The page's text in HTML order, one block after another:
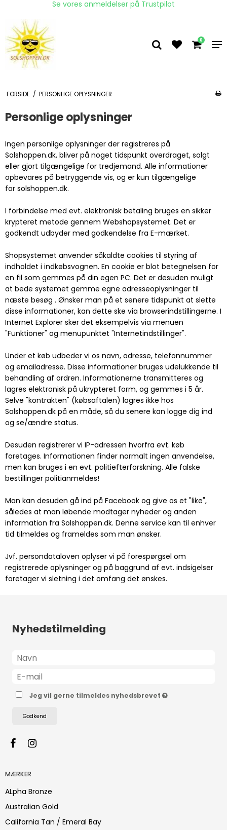
Se vores anmeldelser på Trustpilot
0
FORSIDE / PERSONLIGE OPLYSNINGER
Personlige oplysninger
Ingen personlige oplysninger der registreres på
Solshoppen.dk, bliver på noget tidspunkt overdraget, solgt
eller gjort tilgængelige for tredjemand. Alle informationer
opbevares på betryggende vis, og er kun tilgængelige
for solshoppen.dk.
I forbindelse med evt. elektronisk betaling bruges en sikker
krypteret metode gennem Webshopsystemet. Det er
godkendt udbyder med godkendelse fra E-mærket.
Shopsystemet anvender såkaldte cookies til styring af
indholdet i indkøbsvognen. En cookie er blot betegnelsen for
en fil som gemmes på din egen PC. Det er desuden muligt
at bede systemet gemme egne adresseoplysninger til
næste besøg . Ønsker man på et senere tidspunkt at slette
disse informationer, kan dette ske via browserindstillingerne. I
Internet Explorer sker det eksempelvis via menuen
"Funktioner" og menupunktet "Internetindstillinger".
Under et køb udbeder vi os navn, adresse, telefonnummer
og emailadresse. Disse informationer bruges udelukkende til
behandling af ordren. Informationerne transmitteres og
lagres elektronisk på ukrypteret form, og gemmes i 5 år.
Selve "kontrakten" (købsaftalen) lagres ikke hos
Solshoppen.dk på en måde, så du senere kan logge dig ind
og se/ændre status.
Desuden registrerer vi IP-adressen hvorfra evt. køb
foretages. Informationen finder normalt ingen anvendelse,
men kan bruges i en evt. politiefterforskning. Alle falske
bestillinger politianmeldes!
Man kan desuden gå ind på Facebook og give os et "like",
således at man løbende modtager nyheder og anden
information fra Solshoppen.dk. Denne service kan til enhver
tid tilmeldes og frameldes som man ønsker.
Jvf. persondataloven oplyser vi på forespørgsel om
registrerede oplysninger og på baggrund af evt. indsigelser
foretager vi sletning i det omfang det ønskes.
Nyhedstilmelding
Jeg vil gerne tilmeldes nyhedsbrevet
Godkend
MÆRKER
ALpha Bronze
Australian Gold
California Tan / Emeral Bay